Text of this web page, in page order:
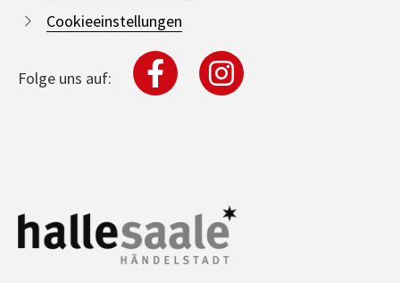
Cookieeinstellungen
Folge uns auf: